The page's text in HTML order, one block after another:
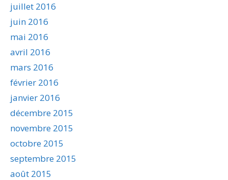
juillet 2016
juin 2016
mai 2016
avril 2016
mars 2016
février 2016
janvier 2016
décembre 2015
novembre 2015
octobre 2015
septembre 2015
août 2015